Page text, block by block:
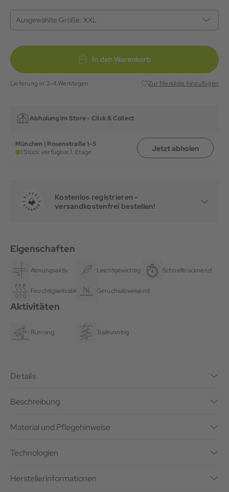
Ausgewählte Größe: XXL
In den Warenkorb
Lieferung in 3-4 Werktagen Zur Merkliste hinzufügen
Abholung im Store - Click & Collect
München | Rosenstraße 1-5
1 Stück verfügbar,1. Etage Jetzt abholen
Kostenlos registrieren -
versandkostenfrei bestellen!
Eigenschaften
Atmungsaktiv Leichtgewichtig Schnelltrocknend
Feuchtigkeitsableitend Geruchsabweisend
Aktivitäten
Running Trailrunning
Details
Beschreibung
Material und Pflegehinweise
Technologien
Herstellerinformationen